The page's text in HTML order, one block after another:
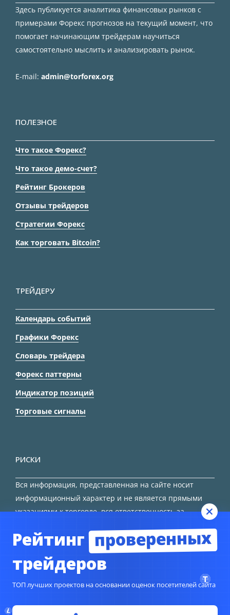
Здесь публикуется аналитика финансовых рынков с
примерами Форекс прогнозов на текущий момент, что
помогает начинающим трейдерам научиться
самостоятельно мыслить и анализировать рынок.
E-mail: admin@torforex.org
ПОЛЕЗНОЕ
Что такое Форекс?
Что такое демо-счет?
Рейтинг Брокеров
Отзывы трейдеров
Стратегии Форекс
Как торговать Bitcoin?
ТРЕЙДЕРУ
Календарь событий
Графики Форекс
Словарь трейдера
Форекс паттерны
Индикатор позиций
Торговые сигналы
РИСКИ
Вся информация, представленная на сайте носит
информационный характер и не является прямыми
указаниями к торговле, вся ответственность за
Рейтинг проверенных
трейдеров
ТОП лучших проектов на основании оценок посетителей сайта